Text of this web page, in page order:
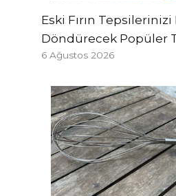
Eski Fırın Tepsilerinizi
Döndürecek Popüler
6 Ağustos 2026